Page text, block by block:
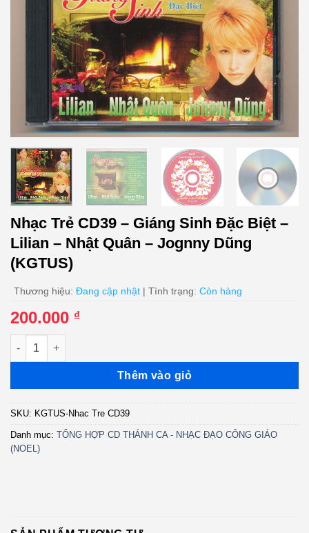
Nhạc Trẻ CD39 – Giáng Sinh Đặc Biệt –
Lilian – Nhật Quân – Jognny Dũng
(KGTUS)
Thương hiệu: Đang cập nhật | Tình trạng: Còn hàng
200.000 ₫
Nhạc Trẻ CD39 - Giáng Sinh Đặc Biệt - Lilian - Nhật Quân -
Thêm vào giỏ
SKU: KGTUS-Nhac Tre CD39
Danh mục: TỔNG HỢP CD THÁNH CA - NHẠC ĐẠO CÔNG GIÁO
(NOEL)